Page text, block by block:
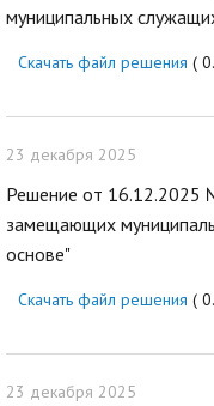
муниципальных
Скачать файл решения (
23 декабря 2025
Решение от 16.12.2025
замещающих
основе"
Скачать файл решения (
23 декабря 2025